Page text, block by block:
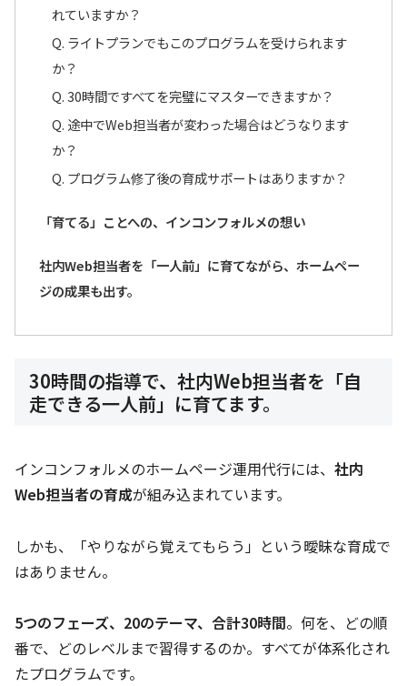
れていますか？
Q. ライトプランでもこのプログラムを受けられます
か？
Q. 30時間ですべてを完璧にマスターできますか？
Q. 途中でWeb担当者が変わった場合はどうなります
か？
Q. プログラム修了後の育成サポートはありますか？
「育てる」ことへの、インコンフォルメの想い
社内Web担当者を「一人前」に育てながら、ホームペー
ジの成果も出す。
30時間の指導で、社内Web担当者を「自
走できる一人前」に育てます。
インコンフォルメのホームページ運用代行には、 社内
Web担当者の育成が組み込まれています。
しかも、「やりながら覚えてもらう」という曖昧な育成で
はありません。
5つのフェーズ、20のテーマ、合計30時間。何を、どの順
番で、どのレベルまで習得するのか。すべてが体系化され
たプログラムです。